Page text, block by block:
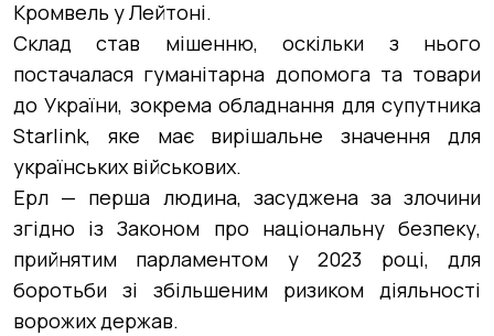
Кромвель у Лейтоні.
Склад став мішенню, оскільки з нього
постачалася гуманітарна допомога та товари
до України, зокрема обладнання для супутника
Starlink, яке має вирішальне значення для
українських військових.
Ерл — перша людина, засуджена за злочини
згідно із Законом про національну безпеку,
прийнятим парламентом у 2023 році, для
боротьби зі збільшеним ризиком діяльності
ворожих держав.